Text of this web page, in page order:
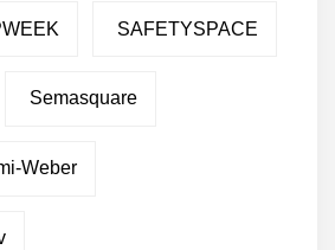
SAFETYSPACE
Semasquare
Weber
Club stellt sich neu auf
Green Club sammelt eine